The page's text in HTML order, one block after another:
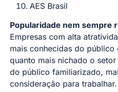
AES Brasil
Popularidade nem sempre
Empresas com alta
mais conhecidas do público
quanto mais nichado o
do público familiarizado,
consideração para